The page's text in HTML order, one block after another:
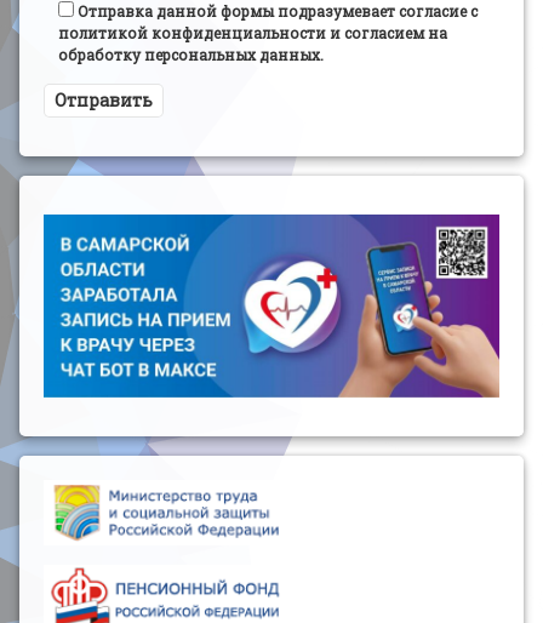
Отправка данной формы подразумевает согласие с
политикой конфиденциальности и согласием на
обработку персональных данных.